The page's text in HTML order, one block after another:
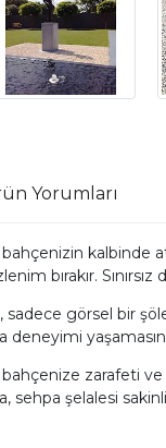
Yorumları
kalbinde
bırakır.
görsel bir
zarafeti ve
sehpa şelalesi